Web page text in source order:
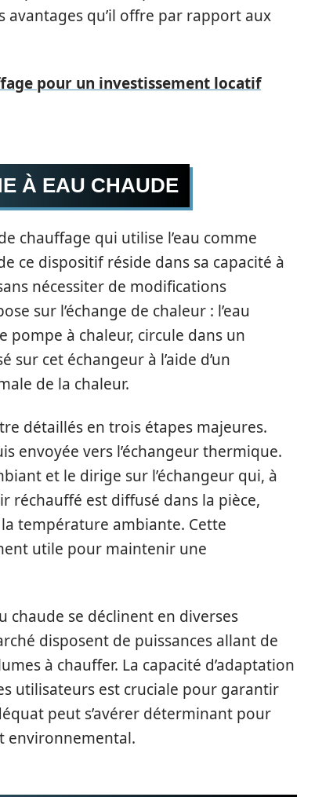
avantages qu’il offre par rapport aux
pour un investissement locatif
À EAU CHAUDE
chauffage qui utilise l’eau comme
ce dispositif réside dans sa capacité à
nécessiter de modifications
sur l’échange de chaleur : l’eau
pompe à chaleur, circule dans un
sur cet échangeur à l’aide d’un
de la chaleur.
détaillés en trois étapes majeures.
envoyée vers l’échangeur thermique.
et le dirige sur l’échangeur qui, à
réchauffé est diffusé dans la pièce,
température ambiante. Cette
utile pour maintenir une
chaude se déclinent en diverses
disposent de puissances allant de
à chauffer. La capacité d’adaptation
utilisateurs est cruciale pour garantir
peut s’avérer déterminant pour
environnemental.